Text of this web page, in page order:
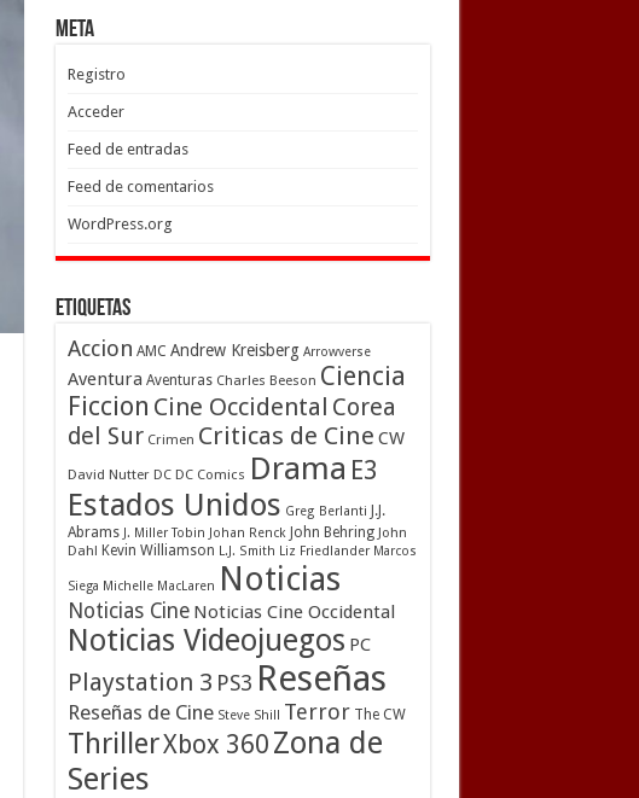
Meta
Registro
Acceder
Feed de entradas
Feed de comentarios
WordPress.org
Etiquetas
Accion AMC Andrew Kreisberg Arrowverse
Aventura Aventuras Charles Beeson Ciencia
Ficcion Cine Occidental Corea
del Sur Crimen Criticas de Cine CW
David Nutter DC DC Comics Drama E3
Estados Unidos Greg Berlanti
J.J.
Abrams J. Miller Tobin Johan Renck John Behring John
Dahl Kevin Williamson L.J. Smith Liz Friedlander Marcos
Siega Michelle MacLaren Noticias
Noticias Cine Noticias Cine Occidental
Noticias Videojuegos PC
Playstation 3 PS3 Reseñas
Reseñas de Cine Steve Shill Terror The CW
ThrillerXbox 360 Zona de
Series